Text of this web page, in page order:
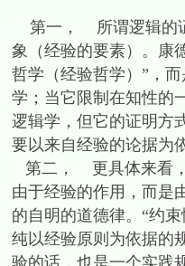
第一， 所谓逻辑的证
象（经验的要素）。康
哲学（经验哲学）”，
学；当它限制在知性的
逻辑学，但它的证明方
要以来自经验的论据为
第二， 更具体来看，
由于经验的作用，而是
的自明的道德律。“约
纯以经验原则为依据的
验的话，也是一个实践